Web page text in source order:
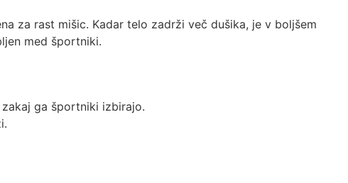
za rast mišic. Kadar telo zadrži več dušika, je v boljšem
med športniki.
ga športniki izbirajo.